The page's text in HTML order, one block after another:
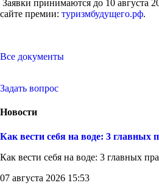
Заявки принимаются до 10 августа
сайте премии: туризмбудущего.рф.
Все документы
Задать вопрос
Новости
Как вести себя на воде: 3 главных
Как вести себя на воде: 3 главных
07 августа 2026 15:53